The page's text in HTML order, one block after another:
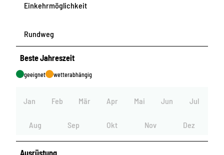
Einkehrmöglichkeit
Rundweg
Beste Jahreszeit
geeignet wetterabhängig
Jan Feb Mär Apr Mai Jun Jul
Aug Sep Okt Nov Dez
Ausrüstung